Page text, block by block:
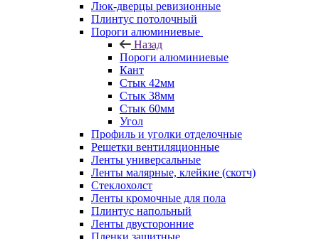
Люк-дверцы ревизионные
Плинтус потолочный
Пороги алюминиевые
Назад
Пороги алюминиевые
Кант
Стык 42мм
Стык 38мм
Стык 60мм
Угол
Профиль и уголки отделочные
Решетки вентиляционные
Ленты универсальные
Ленты малярные, клейкие (скотч)
Стеклохолст
Ленты кромочные для пола
Плинтус напольный
Ленты двусторонние
Пленки защитные